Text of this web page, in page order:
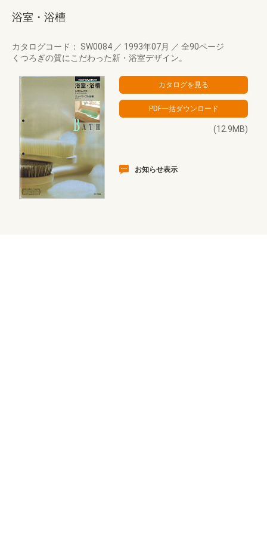
浴室・浴槽
カタログコード： SW0084 ／ 1993年07月 ／ 全90ページ
くつろぎの質にこだわった新・浴室デザイン。
(12.9MB)
お知らせ表示